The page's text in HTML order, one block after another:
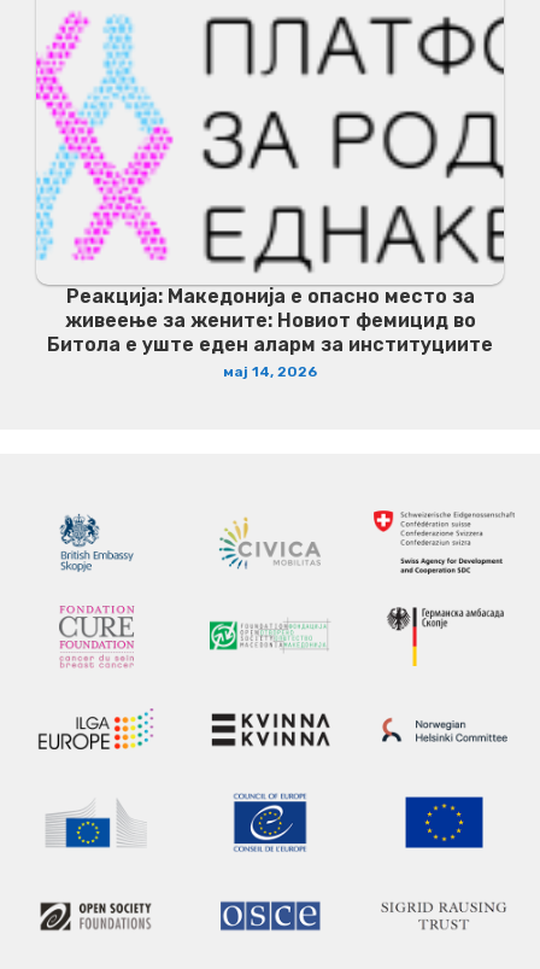
Реакција: Македонија е опасно место за
живеење за жените: Новиот фемицид во
Битола е уште еден аларм за институциите
мај 14, 2026